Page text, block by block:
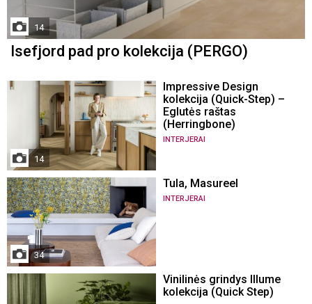
14
Isefjord pad pro kolekcija (PERGO)
14
Impressive Design
kolekcija (Quick-Step) –
Eglutės raštas
(Herringbone)
INTERJERAI
34
Tula, Masureel
INTERJERAI
Vinilinės grindys Illume
kolekcija (Quick Step)